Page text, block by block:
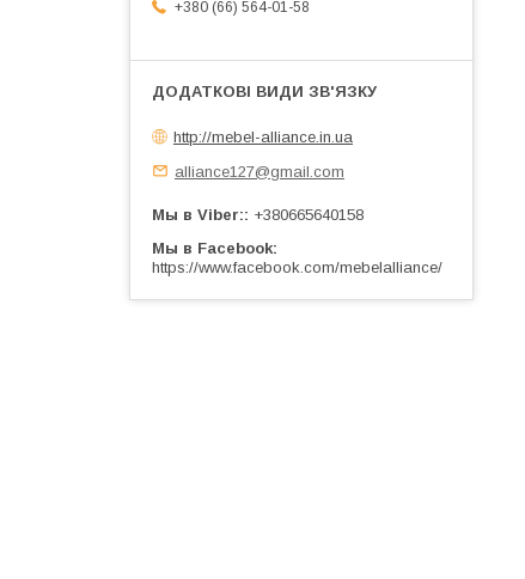
+380 (66) 564-01-58
http://mebel-alliance.in.ua
alliance127@gmail.com
Мы в Viber:
+380665640158
Мы в Facebook
https://www.facebook.com/mebelalliance/